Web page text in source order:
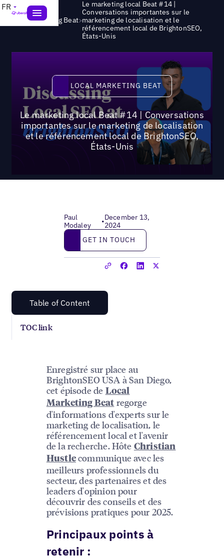
FR
Local Marketing Beat>
Le marketing local Beat #14 |
Conversations importantes sur le
marketing de localisation et le
référencement local de BrightonSEO,
États-Unis
Local Marketing Beat
LOCAL MARKETING BEAT
Le marketing local Beat #14 | Conversations
importantes sur le marketing de localisation
et le référencement local de BrightonSEO,
États-Unis
Paul
Modaley
•December 13,
2024
Get in touch
GET IN TOUCH
Table of Content
TOC link
Enregistré sur place au
BrightonSEO USA à San Diego,
cet épisode de Local
Marketing Beat regorge
d'informations d'experts sur le
marketing de localisation, le
référencement local et l'avenir
de la recherche. Hôte Christian
Hustlecommunique avec les
meilleurs professionnels du
secteur, des partenaires et des
leaders d'opinion pour
découvrir des conseils et des
prévisions pratiques pour 2025.
Principaux points à
retenir :